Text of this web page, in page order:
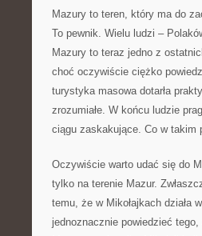
Mazury to teren, który ma do
To pewnik. Wielu ludzi –
Mazury to teraz jedno z
choć oczywiście ciężko
turystyka masowa dotarła
zrozumiałe. W końcu ludzie
ciągu zaskakujące. Co w takim
Oczywiście warto udać się do
tylko na terenie Mazur.
temu, że w Mikołajkach działa
jednoznacznie powiedzieć